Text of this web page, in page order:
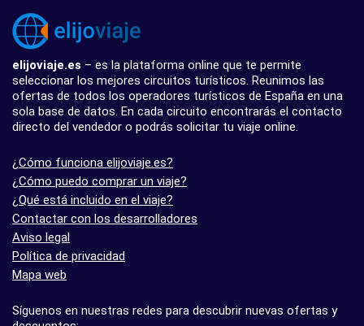
elijoviaje.es – es la plataforma online que te permite
seleccionar los mejores circuitos turísticos. Reunimos las
ofertas de todos los operadores turísticos de España en una
sola base de datos. En cada circuito encontrarás el contacto
directo del vendedor o podrás solicitar tu viaje online.
¿Cómo funciona elijoviaje.es?
¿Cómo puedo comprar un viaje?
¿Qué está incluido en el viaje?
Contactar con los desarrolladores
Aviso legal
Política de privacidad
Mapa web
Síguenos en nuestras redes para descubrir nuevas ofertas y